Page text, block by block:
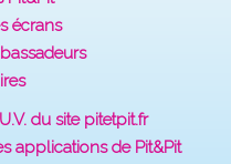
écrans
du site pitetpit.fr
applications de Pit&Pit